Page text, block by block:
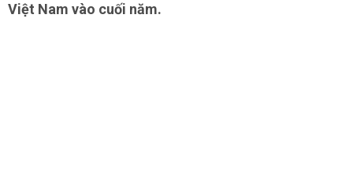
Việt Nam vào cuối năm.